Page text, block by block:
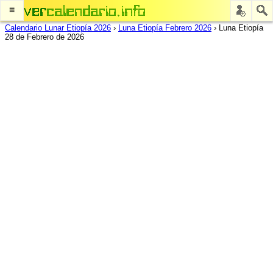
≡
Calendario Lunar Etiopía 2026 › Luna Etiopía Febrero 2026 › Luna Etiopía
28 de Febrero de 2026